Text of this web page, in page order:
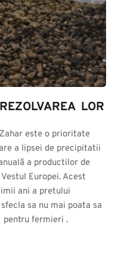
LOR
este o prioritate
a lipsei de precipitatii
a productilor de
Europei. Acest
ani a pretului
sa nu mai poata sa
pentru fermieri .